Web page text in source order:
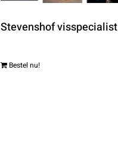
Stevenshof visspecialist
Bestel nu!